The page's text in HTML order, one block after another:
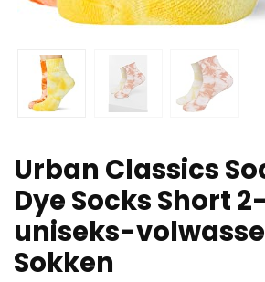
Urban Classics
Dye Socks Short
uniseks-
Sokken